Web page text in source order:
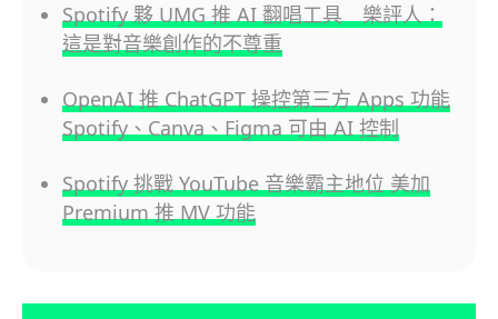
Spotify 夥 UMG 推 AI 翻唱工具 樂評人：
這是對音樂創作的不尊重
OpenAI 推 ChatGPT 操控第三方 Apps 功能
Spotify、Canva、Figma 可由 AI 控制
Spotify 挑戰 YouTube 音樂霸主地位 美加
Premium 推 MV 功能